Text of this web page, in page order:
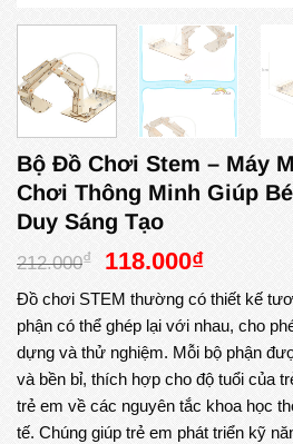
Bộ Đồ Chơi Stem – Máy
Chơi Thông Minh Giúp
Duy Sáng Tạo
212.000₫
Giá
là:
212.000₫.
118.000₫Giá
tại
là:
Đồ chơi STEM thường có thiết kế
phận có thể ghép lại với nhau, cho
dựng và thử nghiệm. Mỗi bộ phận
và bền bỉ, thích hợp cho độ tuổi của
trẻ em về các nguyên tắc khoa học
tế. Chúng giúp trẻ em phát triển kỹ